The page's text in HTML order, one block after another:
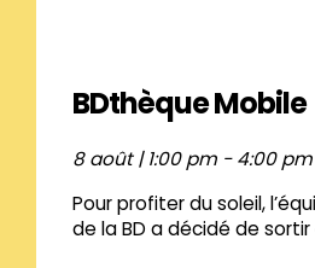
BDthèque Mobile
8 août | 1:00 pm -4:00 pm
Pour profiter du soleil,
de la BD a décidé de sortir